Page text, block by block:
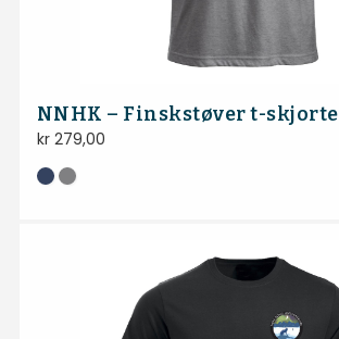
NNHK – Finskstøver t-skjorte
kr279,00